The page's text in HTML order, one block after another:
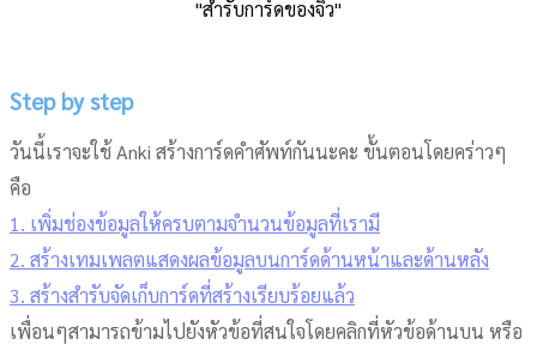
"สำรับการ์ดของจิ๋ว"
Step by step
วันนี้เราจะใช้ Anki สร้างการ์ดคำศัพท์กันนะคะ ขั้นตอนโดยคร่าวๆ
คือ
1. เพิ่มช่องข้อมูลให้ครบตามจำนวนข้อมูลที่เรามี
2. สร้างเทมเพลตแสดงผลข้อมูลบนการ์ดด้านหน้าและด้านหลัง
3. สร้างสำรับจัดเก็บการ์ดที่สร้างเรียบร้อยแล้ว
เพื่อนๆสามารถข้ามไปยังหัวข้อที่สนใจโดยคลิกที่หัวข้อด้านบน หรือ